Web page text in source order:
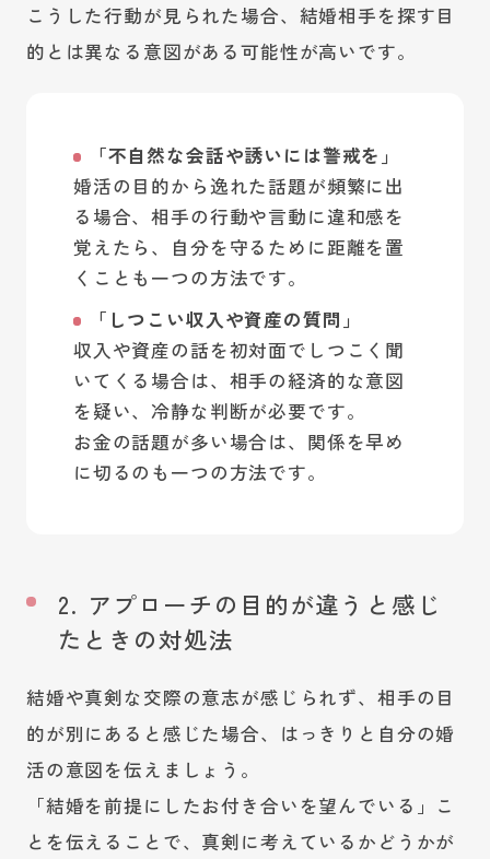
こうした行動が見られた場合、結婚相手を探す目
的とは異なる意図がある可能性が高いです。
「不自然な会話や誘いには警戒を」
婚活の目的から逸れた話題が頻繁に出
る場合、相手の行動や言動に違和感を
覚えたら、自分を守るために距離を置
くことも一つの方法です。
「しつこい収入や資産の質問」
収入や資産の話を初対面でしつこく聞
いてくる場合は、相手の経済的な意図
を疑い、冷静な判断が必要です。
お金の話題が多い場合は、関係を早め
に切るのも一つの方法です。
2. アプローチの目的が違うと感じ
たときの対処法
結婚や真剣な交際の意志が感じられず、相手の目
的が別にあると感じた場合、はっきりと自分の婚
活の意図を伝えましょう。
「結婚を前提にしたお付き合いを望んでいる」こ
とを伝えることで、真剣に考えているかどうかが